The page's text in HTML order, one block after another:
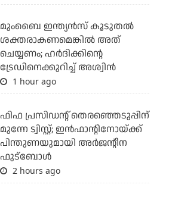
മുംബൈ ഇന്ത്യന്‍സ് കൂടുതല്‍
ശക്തരാകണമെങ്കില്‍ അത്
ചെയ്യണം; ഹര്‍ദിക്കിന്റെ
ട്രേഡിനെക്കുറിച്ച് അശ്വിന്‍
1 hour ago
ഫിഫ പ്രസിഡന്റ് തെരഞ്ഞെടുപ്പിന്
മുന്നേ ട്വിസ്റ്റ്; ഇന്‍ഫാന്റിനോയ്ക്ക്
പിന്തുണയുമായി അര്‍ജന്റീന
ഫുട്‌ബോള്‍
2 hours ago